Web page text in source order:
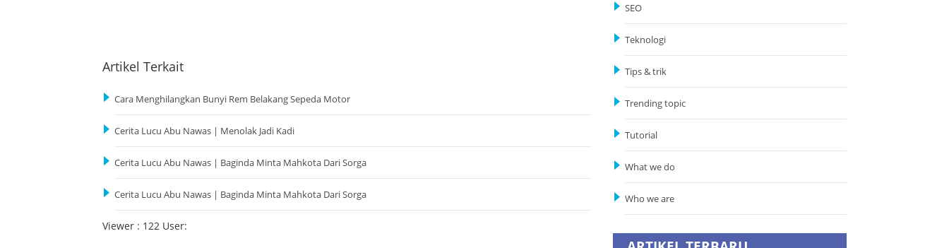
Artikel Terkait
Cara Menghilangkan Bunyi Rem Belakang Sepeda Motor
Cerita Lucu Abu Nawas | Menolak Jadi Kadi
Cerita Lucu Abu Nawas | Baginda Minta Mahkota Dari Sorga
Cerita Lucu Abu Nawas | Baginda Minta Mahkota Dari Sorga
Viewer : 122 User:
SEO
Teknologi
Tips & trik
Trending topic
Tutorial
What we do
Who we are